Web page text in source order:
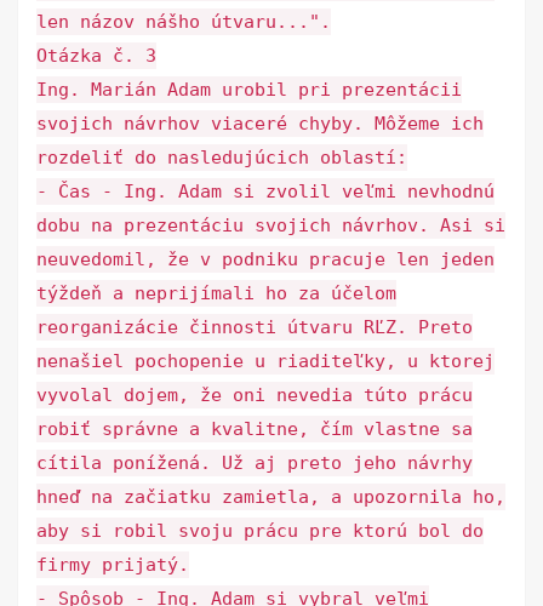
len názov nášho útvaru...".
Otázka č. 3
Ing. Marián Adam urobil pri prezentácii
svojich návrhov viaceré chyby. Môžeme ich
rozdeliť do nasledujúcich oblastí:
- Čas - Ing. Adam si zvolil veľmi nevhodnú
dobu na prezentáciu svojich návrhov. Asi si
neuvedomil, že v podniku pracuje len jeden
týždeň a neprijímali ho za účelom
reorganizácie činnosti útvaru RĽZ. Preto
nenašiel pochopenie u riaditeľky, u ktorej
vyvolal dojem, že oni nevedia túto prácu
robiť správne a kvalitne, čím vlastne sa
cítila ponížená. Už aj preto jeho návrhy
hneď na začiatku zamietla, a upozornila ho,
aby si robil svoju prácu pre ktorú bol do
firmy prijatý.
- Spôsob - Ing. Adam si vybral veľmi